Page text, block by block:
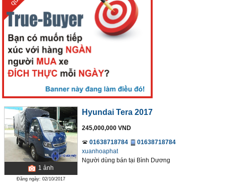
1 ảnh
Đăng ngày: 02/10/2017
Hyundai Tera 2017
245,000,000 VND
01638718784
01638718784
xuanhoaphat
Người dùng bán tại Bình Dương